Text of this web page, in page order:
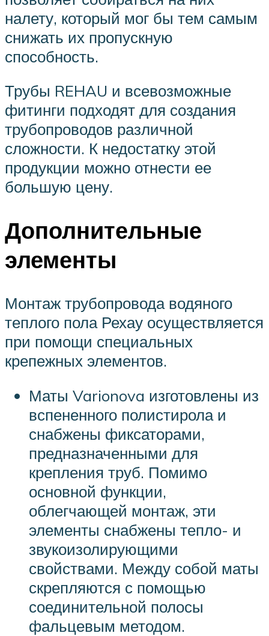
налету, который мог бы тем самым
снижать их пропускную
способность.
Трубы REHAU и всевозможные
фитинги подходят для создания
трубопроводов различной
сложности. К недостатку этой
продукции можно отнести ее
большую цену.
Дополнительные
элементы
Монтаж трубопровода водяного
теплого пола Рехау осуществляется
при помощи специальных
крепежных элементов.
Маты Varionova изготовлены из
вспененного полистирола и
снабжены фиксаторами,
предназначенными для
крепления труб. Помимо
основной функции,
облегчающей монтаж, эти
элементы снабжены тепло- и
звукоизолирующими
свойствами. Между собой маты
скрепляются с помощью
соединительной полосы
фальцевым методом.